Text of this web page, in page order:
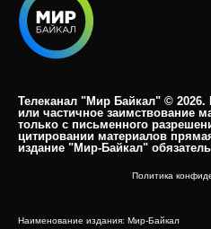
Телеканал "Мир Байкал" ©
или частичное заимствование
только с письменного
цитировании материалов
издание "Мир-Байкал"
Политика
Наименование издания: Мир-Байкал